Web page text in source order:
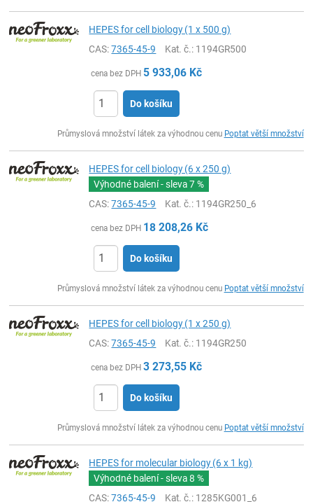
HEPES for cell biology (1 x 500 g)
CAS:7365-45-9 Kat. č.: 1194GR500
cena bez DPH 5 933,06 Kč
Do košíku
Průmyslová množství látek za výhodnou cenu Poptat větší množství
HEPES for cell biology (6 x 250 g)
Výhodné balení - sleva7 %
CAS:7365-45-9 Kat. č.: 1194GR250_6
cena bez DPH 18 208,26 Kč
Do košíku
Průmyslová množství látek za výhodnou cenu Poptat větší množství
HEPES for cell biology (1 x 250 g)
CAS:7365-45-9 Kat. č.: 1194GR250
cena bez DPH 3 273,55 Kč
Do košíku
Průmyslová množství látek za výhodnou cenu Poptat větší množství
HEPES for molecular biology (6 x 1 kg)
Výhodné balení - sleva8 %
CAS:7365-45-9 Kat. č.: 1285KG001_6